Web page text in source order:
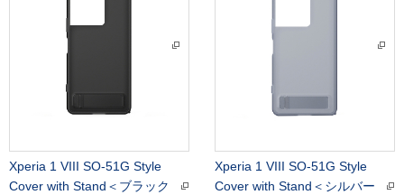
Xperia 1 VIII SO-51G Style
Cover with Stand＜ブラック
Xperia 1 VIII SO-51G Style
Cover with Stand＜シルバー